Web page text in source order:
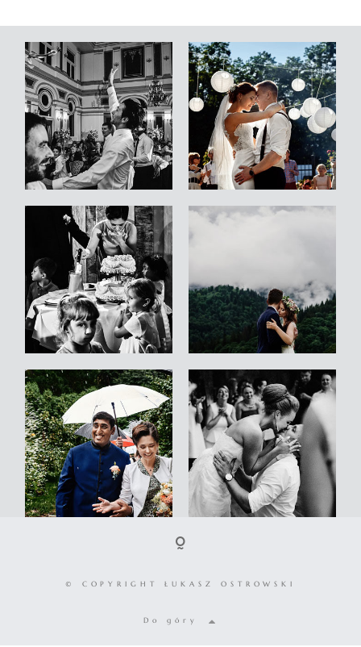
© COPYRIGHT ŁUKASZ OSTROWSKI
Do góry
© COPYRIGHT ŁUKASZ OSTROWSKI